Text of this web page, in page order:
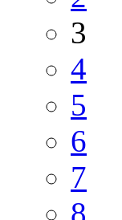
3
4
5
6
7